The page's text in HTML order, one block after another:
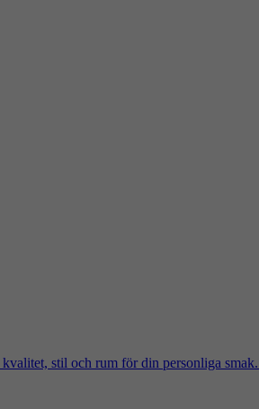
stil och rum för din personliga